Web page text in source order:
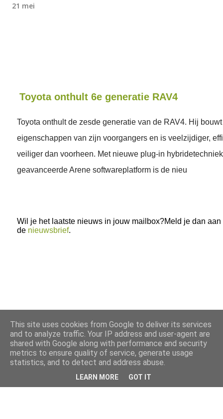
21 mei
Toyota onthult 6e generatie RAV4
Toyota onthult de zesde generatie van de RAV4. Hij
eigenschappen van zijn voorgangers en is veelzijdiger,
veiliger dan voorheen. Met nieuwe plug-in
geavanceerde Arene softwareplatform is de nieu
Wil je het laatste nieuws in jouw mailbox?Meld je dan aan
de nieuwsbrief.
This site uses cookies from Google to deliver its services
and to analyze traffic. Your IP address and user-agent are
shared with Google along with performance and security
metrics to ensure quality of service, generate usage
statistics, and to detect and address abuse.
LEARN MORE GOT IT